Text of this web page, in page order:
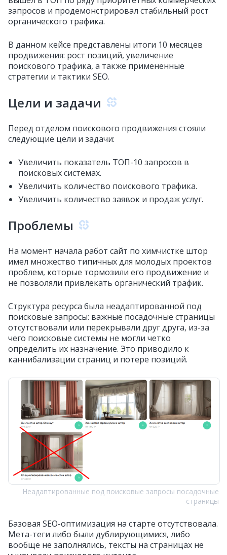
запросов и продемонстрировал стабильный рост
органического трафика.
В данном кейсе представлены итоги 10 месяцев
продвижения: рост позиций, увеличение
поискового трафика, а также примененные
стратегии и тактики SEO.
Цели и задачи
Перед отделом поискового продвижения стояли
следующие цели и задачи:
Увеличить показатель ТОП-10 запросов в
поисковых системах.
Увеличить количество поискового трафика.
Увеличить количество заявок и продаж услуг.
Проблемы
На момент начала работ сайт по химчистке штор
имел множество типичных для молодых проектов
проблем, которые тормозили его продвижение и
не позволяли привлекать органический трафик.
Структура ресурса была неадаптированной под
поисковые запросы: важные посадочные страницы
отсутствовали или перекрывали друг друга, из-за
чего поисковые системы не могли четко
определить их назначение. Это приводило к
каннибализации страниц и потере позиций.
Неадаптированные под поисковые запросы посадочные
страницы
Базовая SEO-оптимизация на старте отсутствовала.
Мета-теги либо были дублирующимися, либо
вообще не заполнялись, тексты на страницах не